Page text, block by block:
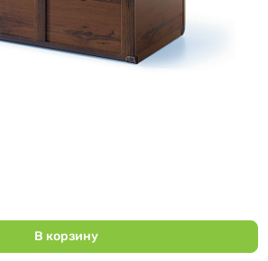
В корзину